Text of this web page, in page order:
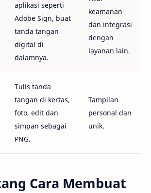
aplikasi seperti
Adobe Sign, buat
tanda tangan
digital di
dalamnya.
keamanan
dan integrasi
dengan
layanan lain.
Tulis tanda
tangan di kertas,
foto, edit dan
simpan sebagai
PNG.
Tampilan
personal dan
unik.
Cara Membuat